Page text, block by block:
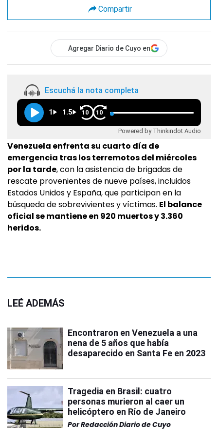
Compartir
Agregar Diario de Cuyo en
Escuchá la nota completa
1 1.5 10 10
Powered by Thinkindot Audio
Venezuela enfrenta su cuarto día de
emergencia tras los terremotos del miércoles
por la tarde, con la asistencia de brigadas de
rescate provenientes de nueve países, incluidos
Estados Unidos y España, que participan en la
búsqueda de sobrevivientes y víctimas. El balance
oficial se mantiene en 920 muertos y 3.360
heridos.
LEÉ ADEMÁS
Encontraron en Venezuela a una
nena de 5 años que había
desaparecido en Santa Fe en 2023
Tragedia en Brasil: cuatro
personas murieron al caer un
helicóptero en Río de Janeiro
PorRedacción Diario de Cuyo